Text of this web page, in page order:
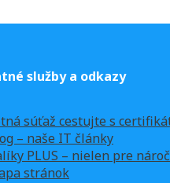
služby a odkazy
súťaž cestujte s
– naše IT články
PLUS – nielen pre
stránok